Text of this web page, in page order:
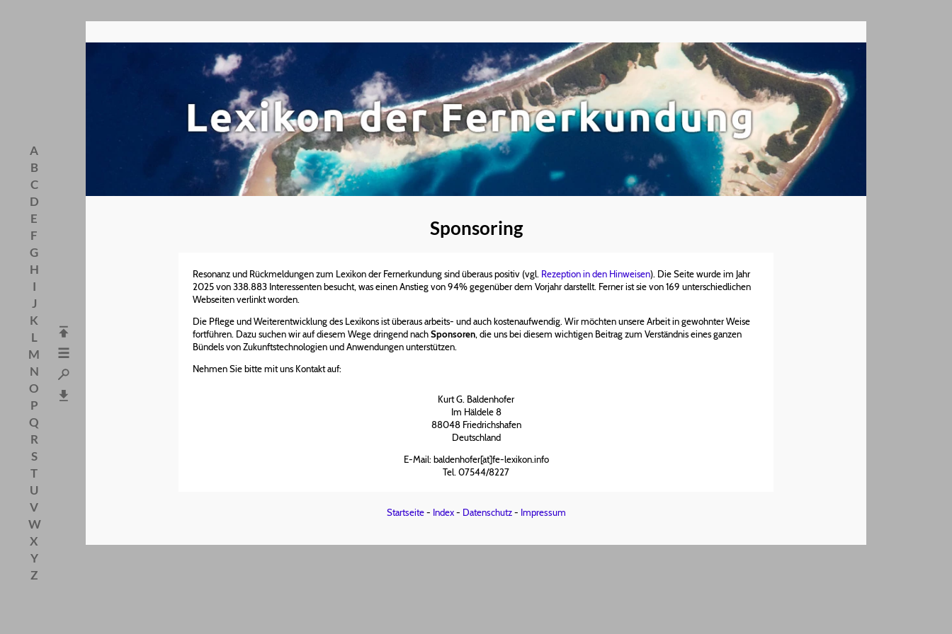
A
B
C
D
E
F
G
H
I
J
K
L
M
N
O
P
Q
R
S
T
U
V
W
X
Y
Z
Sponsoring
Resonanz und Rückmeldungen zum Lexikon der Fernerkundung sind überaus positiv (vgl. Rezeption in den Hinweisen). Die Seite wurde im Jahr
2025 von 338.883 Interessenten besucht, was einen Anstieg von 94% gegenüber dem Vorjahr darstellt. Ferner ist sie von 169 unterschiedlichen
Webseiten verlinkt worden.
Die Pflege und Weiterentwicklung des Lexikons ist überaus arbeits- und auch kostenaufwendig. Wir möchten unsere Arbeit in gewohnter Weise
fortführen. Dazu suchen wir auf diesem Wege dringend nachSponsoren, die uns bei diesem wichtigen Beitrag zum Verständnis eines ganzen
Bündels von Zukunftstechnologien und Anwendungen unterstützen.
Nehmen Sie bitte mit uns Kontakt auf:
Kurt G. Baldenhofer
Im Häldele 8
88048 Friedrichshafen
Deutschland
E-Mail: baldenhofer[at]fe-lexikon.info
Tel. 07544/8227
Startseite- Index- Datenschutz- Impressum